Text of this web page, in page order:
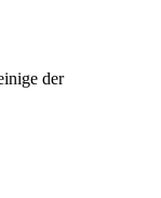
der